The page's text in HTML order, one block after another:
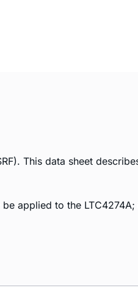
This data sheet
applied to the